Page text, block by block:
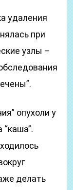
удаления
при
узлы –
опухоли у
делать